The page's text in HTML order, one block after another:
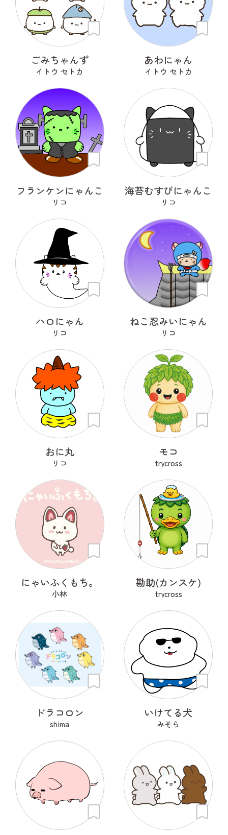
ごみちゃんず
イトウ セトカ
あわにゃん
イトウ セトカ
フランケンにゃんこ
リコ
海苔むすびにゃんこ
リコ
ハロにゃん
リコ
ねこ忍みいにゃん
リコ
おに丸
リコ
モコ
trycross
にゃいふくもち。
小林
勘助(カンスケ)
trycross
ドラコロン
shima
いけてる犬
みそら